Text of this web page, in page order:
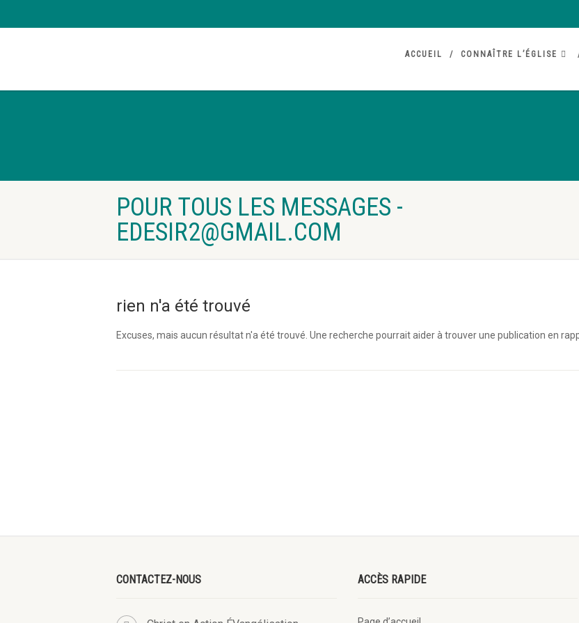
ACCUEIL CONNAÎTRE L’ÉGLISE
POUR TOUS LES MESSAGES -
EDESIR2@GMAIL.COM
rien n'a été trouvé
Excuses, mais aucun résultat n'a été trouvé. Une recherche pourrait aider à trouver une publication en
CONTACTEZ-NOUS ACCÈS RAPIDE